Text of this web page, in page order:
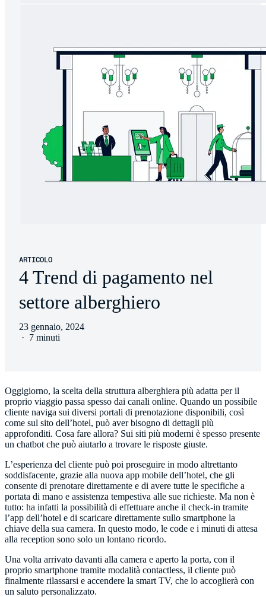
ARTICOLO
4 Trend di pagamento nel
settore alberghiero
23 gennaio, 2024
· 7 minuti
Oggigiorno, la scelta della struttura alberghiera più adatta per il
proprio viaggio passa spesso dai canali online. Quando un possibile
cliente naviga sui diversi portali di prenotazione disponibili, così
come sul sito dell’hotel, può aver bisogno di dettagli più
approfonditi. Cosa fare allora? Sui siti più moderni è spesso presente
un chatbot che può aiutarlo a trovare le risposte giuste.
L’esperienza del cliente può poi proseguire in modo altrettanto
soddisfacente, grazie alla nuova app mobile dell’hotel, che gli
consente di prenotare direttamente e di avere tutte le specifiche a
portata di mano e assistenza tempestiva alle sue richieste. Ma non è
tutto: ha infatti la possibilità di effettuare anche il check-in tramite
l’app dell’hotel e di scaricare direttamente sullo smartphone la
chiave della sua camera. In questo modo, le code e i minuti di attesa
alla reception sono solo un lontano ricordo.
Una volta arrivato davanti alla camera e aperto la porta, con il
proprio smartphone tramite modalità contactless, il cliente può
finalmente rilassarsi e accendere la smart TV, che lo accoglierà con
un saluto personalizzato.